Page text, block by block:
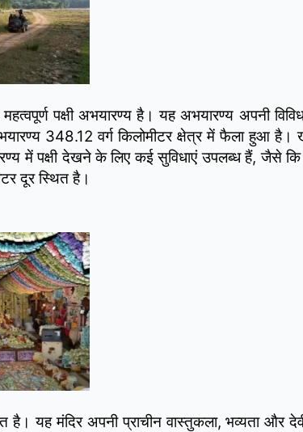
पक्षी अभयारण्य है। यह अभयारण्य अपनी
348.12 वर्ग किलोमीटर क्षेत्र में फैला हुआ है।
में पक्षी देखने के लिए कई सुविधाएं उपलब्ध हैं, जैसे कि
दूर स्थित है।
है। यह मंदिर अपनी प्राचीन वास्तुकला, भव्यता और